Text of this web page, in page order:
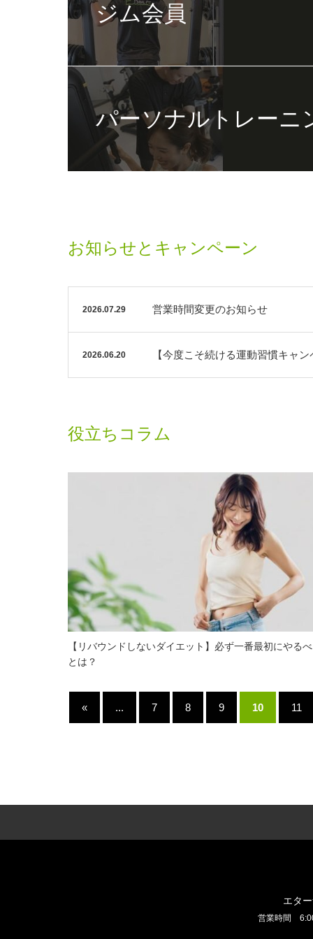
ジム会員
パーソナルトレーニ
お知らせとキャンペーン
2026.07.29 営業時間変更のお知らせ
2026.06.20 【今度こそ続ける運動習慣キャ
役立ちコラム
【リバウンドしないダイエット】必ず一番最初にやる
とは？
« ... 7 8 9 10 11
エタ
営業時間